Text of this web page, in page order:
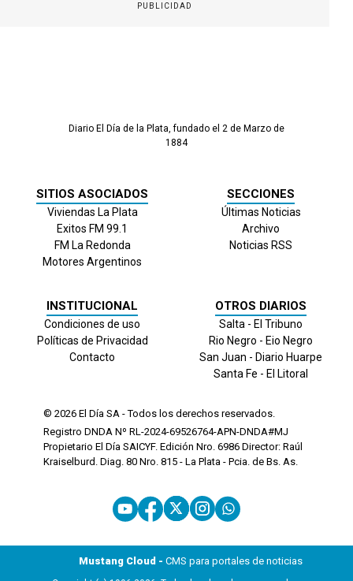
PUBLICIDAD
Diario El Día de la Plata, fundado el 2 de Marzo de
1884
SITIOS ASOCIADOS
Viviendas La Plata
Exitos FM 99.1
FM La Redonda
Motores Argentinos
SECCIONES
Últimas Noticias
Archivo
Noticias RSS
INSTITUCIONAL
Condiciones de uso
Políticas de Privacidad
Contacto
OTROS DIARIOS
Salta - El Tribuno
Rio Negro - Eio Negro
San Juan - Diario Huarpe
Santa Fe - El Litoral
© 2026 El Día SA - Todos los derechos reservados.
Registro DNDA Nº RL-2024-69526764-APN-DNDA#MJ
Propietario El Día SAICYF. Edición Nro. 6986 Director: Raúl
Kraiselburd. Diag. 80 Nro. 815 - La Plata - Pcia. de Bs. As.
Mustang Cloud - CMS para portales de noticias